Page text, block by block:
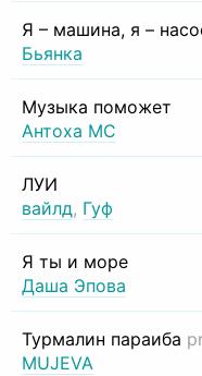
Я – машина, я –
Бьянка
Музыка поможет
Антоха МС
ЛУИ
вайлд, Гуф
Я ты и море
Даша Эпова
Турмалин параиба
MUJEVA